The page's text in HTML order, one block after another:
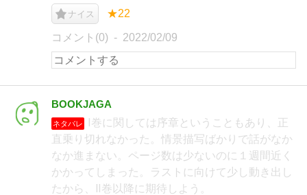
ナイス ★22
コメント(0) 2022/02/09
BOOKJAGA
ネタバレ
Ⅰ巻に関しては序章ということもあり、正
直乗り切れなかった。情景描写ばかりで話がなか
なか進まない。ページ数は少ないのに１週間近く
かかってしまった。ラストに向けて少し動き出し
たから、Ⅱ巻以降に期待しよう。